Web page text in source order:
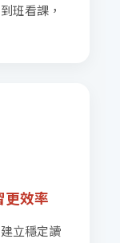
班看課，
更效率
立穩定讀